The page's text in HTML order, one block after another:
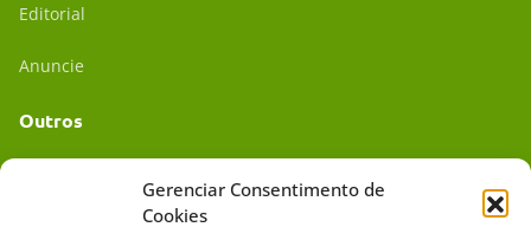
Gerenciar Consentimento de
Cookies
Editorial
Anuncie
Outros